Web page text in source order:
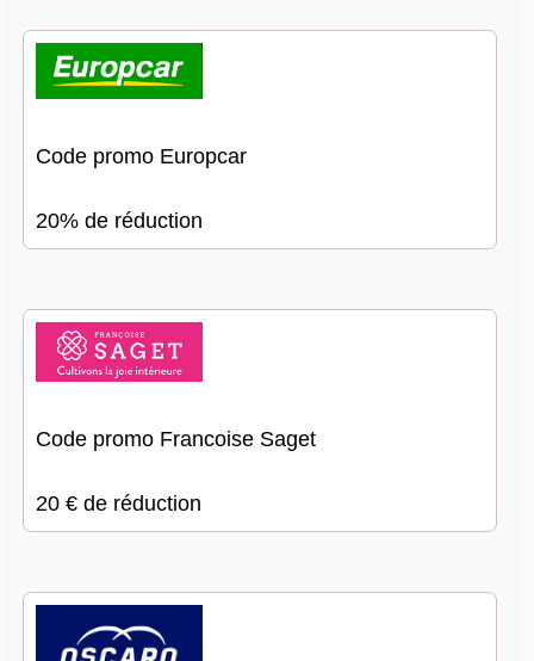
Code promo Europcar
20% de réduction
Code promo Francoise Saget
20 € de réduction